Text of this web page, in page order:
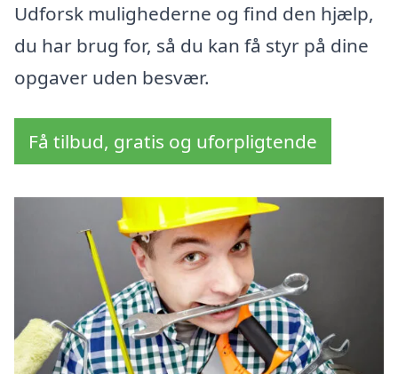
Udforsk mulighederne og find den hjælp,
du har brug for, så du kan få styr på dine
opgaver uden besvær.
Få tilbud, gratis og uforpligtende